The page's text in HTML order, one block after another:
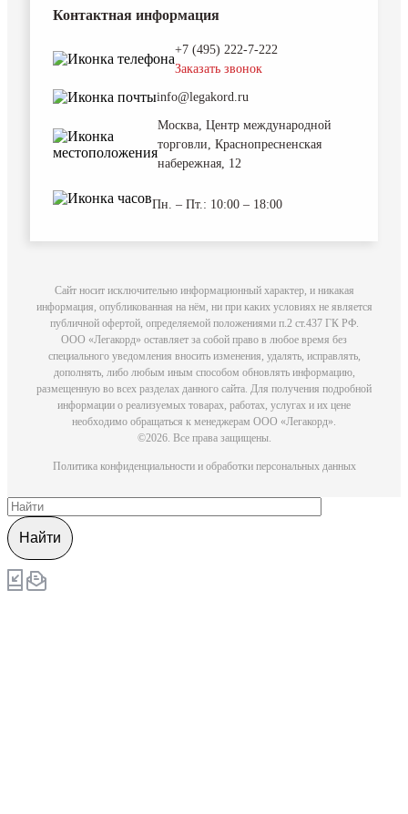
Контактная информация
+7 (495) 222-7-222
Заказать звонок
info@legakord.ru
Москва, Центр международной
торговли, Краснопресненская
набережная, 12
Пн. – Пт.: 10:00 – 18:00
Сайт носит исключительно информационный характер, и никакая
информация, опубликованная на нём, ни при каких условиях не является
публичной офертой, определяемой положениями п.2 ст.437 ГК РФ.
ООO «Легакорд» оставляет за собой право в любое время без
специального уведомления вносить изменения, удалять, исправлять,
дополнять, либо любым иным способом обновлять информацию,
размещенную во всех разделах данного сайта. Для получения подробной
информации о реализуемых товарах, работах, услугах и их цене
необходимо обращаться к менеджерам ООО «Легакорд».
©2026. Все права защищены.
Политика конфиденциальности и обработки персональных данных
Найти